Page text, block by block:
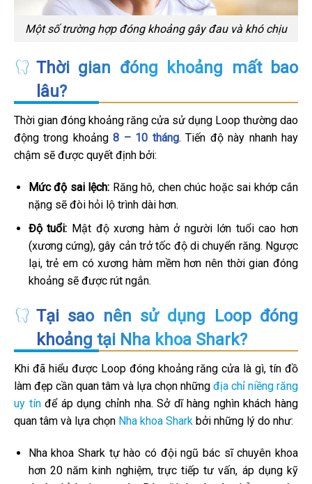
Một số trường hợp đóng khoảng gây đau và khó chịu
Thời gian đóng khoảng mất bao
lâu?
Thời gian đóng khoảng răng cửa sử dụng Loop thường dao
động trong khoảng8 – 10 tháng. Tiến độ này nhanh hay
chậm sẽ được quyết định bởi:
Mức độ sai lệch: Răng hô, chen chúc hoặc sai khớp cắn
nặng sẽ đòi hỏi lộ trình dài hơn.
Độ tuổi: Mật độ xương hàm ở người lớn tuổi cao hơn
(xương cứng), gây cản trở tốc độ di chuyển răng. Ngược
lại, trẻ em có xương hàm mềm hơn nên thời gian đóng
khoảng sẽ được rút ngắn.
Tại sao nên sử dụng Loop đóng
khoảng tại Nha khoa Shark?
Khi đã hiểu được Loop đóng khoảng răng cửa là gì, tín đồ
làm đẹp cần quan tâm và lựa chọn những địa chỉ niềng răng
uy tínđể áp dụng chỉnh nha. Sở dĩ hàng nghìn khách hàng
quan tâm và lựa chọn Nha khoa Shark bởi những lý do như:
Nha khoa Shark tự hào có đội ngũ bác sĩ chuyên khoa
hơn 20 năm kinh nghiệm, trực tiếp tư vấn, áp dụng kỹ